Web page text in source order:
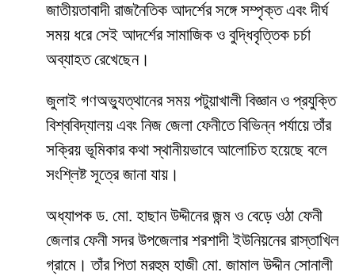
জাতীয়তাবাদী রাজনৈতিক আদর্শের সঙ্গে সম্পৃক্ত এবং দীর্ঘ
সময় ধরে সেই আদর্শের সামাজিক ও বুদ্ধিবৃত্তিক চর্চা
অব্যাহত রেখেছেন।
জুলাই গণঅভ্যুত্থানের সময় পটুয়াখালী বিজ্ঞান ও প্রযুক্তি
বিশ্ববিদ্যালয় এবং নিজ জেলা ফেনীতে বিভিন্ন পর্যায়ে তাঁর
সক্রিয় ভূমিকার কথা স্থানীয়ভাবে আলোচিত হয়েছে বলে
সংশ্লিষ্ট সূত্রে জানা যায়।
অধ্যাপক ড. মো. হাছান উদ্দীনের জন্ম ও বেড়ে ওঠা ফেনী
জেলার ফেনী সদর উপজেলার শরশাদী ইউনিয়নের রাস্তাখিল
গ্রামে। তাঁর পিতা মরহুম হাজী মো. জামাল উদ্দীন সোনালী